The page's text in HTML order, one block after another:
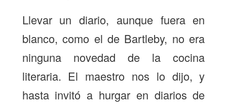
Llevar un diario, aunque fuera en
blanco, como el de Bartleby, no era
ninguna novedad de la cocina
literaria. El maestro nos lo dijo, y
hasta invitó a hurgar en diarios de